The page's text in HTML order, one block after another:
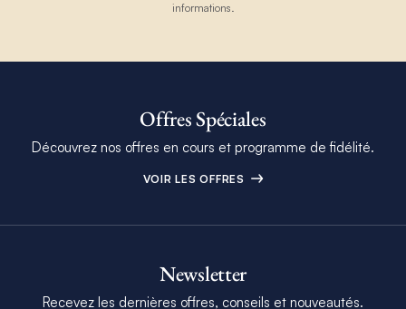
informations.
Offres Spéciales
Découvrez nos offres en cours et programme de fidélité.
VOIR LES OFFRES
Newsletter
Recevez les dernières offres, conseils et nouveautés.